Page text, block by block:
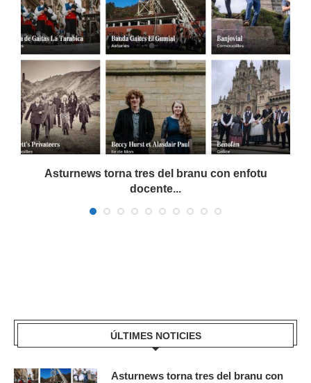
Asturnews torna tres del branu con enfotu
docente...
ÚLTIMES NOTICIES
Asturnews torna tres del branu con